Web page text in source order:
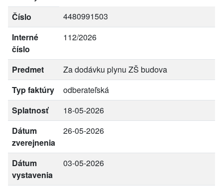
Číslo
4480991503
Interné
číslo
112/2026
Predmet
Za dodávku plynu ZŠ budova
Typ faktúry
odberateľská
Splatnosť
18-05-2026
Dátum
zverejnenia
26-05-2026
Dátum
vystavenia
03-05-2026